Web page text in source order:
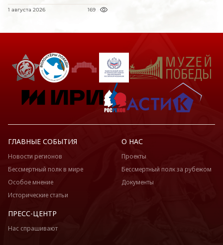
1 августа 2026 169
ГЛАВНЫЕ СОБЫТИЯ
Новости регионов
Бессмертный полк в мире
Особое мнение
Исторические статьи
О НАС
Проекты
Бессмертный полк за рубежом
Документы
ПРЕСС-ЦЕНТР
Нас спрашивают